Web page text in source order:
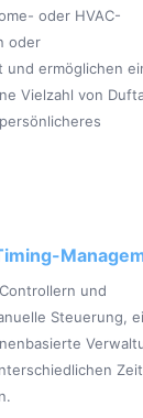
oder HVAC-
oder
und ermöglichen
Vielzahl von
und
Steuerung,